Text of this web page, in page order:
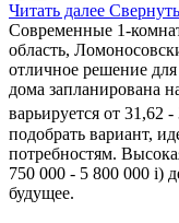
Читать далее Свернуть
Современные 1-
область,
отличное решение
дома запланирована
варьируется от 31,62
подобрать вариант,
потребностям.
750 000 - 5 800 000 i)
будущее.